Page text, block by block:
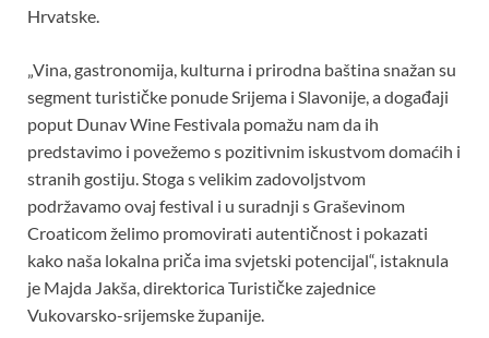
Hrvatske.
„Vina, gastronomija, kulturna i prirodna baština snažan su
segment turističke ponude Srijema i Slavonije, a događaji
poput Dunav Wine Festivala pomažu nam da ih
predstavimo i povežemo s pozitivnim iskustvom domaćih i
stranih gostiju. Stoga s velikim zadovoljstvom
podržavamo ovaj festival i u suradnji s Graševinom
Croaticom želimo promovirati autentičnost i pokazati
kako naša lokalna priča ima svjetski potencijal“, istaknula
je Majda Jakša, direktorica Turističke zajednice
Vukovarsko-srijemske županije.